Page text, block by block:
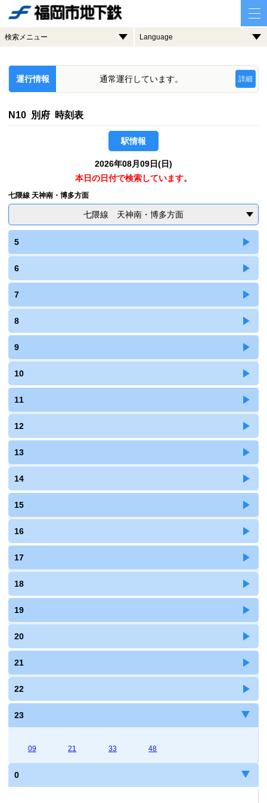
検索メニュー Language
運行情報 通常運行しています。 詳細
N10 別府 時刻表
駅情報
2026年08月09日(日)
本日の日付で検索しています。
七隈線 天神南・博多方面
七隈線 天神南・博多方面
5
6
7
8
9
10
11
12
13
14
15
16
17
18
19
20
21
22
23
09 21 33 48
0